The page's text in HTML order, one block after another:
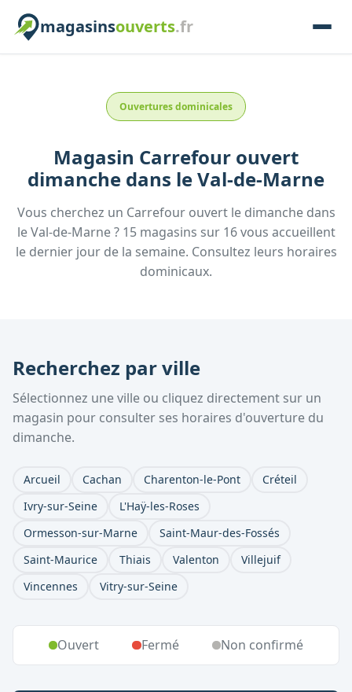
magasinsouverts.fr
Ouvertures dominicales
Magasin Carrefour ouvert
dimanche dans leVal-de-Marne
Vous cherchez un Carrefourouvert le dimanche dans
leVal-de-Marne? 15 magasins sur 16 vous accueillent
le dernier jour de la semaine. Consultez leurs horaires
dominicaux.
Recherchez par ville
Sélectionnez une ville ou cliquez directement sur un
magasin pour consulter ses horaires d'ouverture du
dimanche.
Arcueil Cachan Charenton-le-Pont
Créteil
Ivry-sur-Seine
L'Haÿ-les-Roses
Ormesson-sur-Marne
Saint-Maur-des-Fossés
Saint-Maurice
Thiais Valenton
Villejuif
Vincennes
Vitry-sur-Seine
Ouvert Fermé Non confirmé